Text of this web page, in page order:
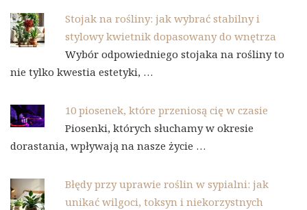
Stojak na rośliny: jak wybrać stabilny i
stylowy kwietnik dopasowany do wnętrza
Wybór odpowiedniego stojaka na rośliny to
nie tylko kwestia estetyki, …
10 piosenek, które przeniosą cię w czasie
Piosenki, których słuchamy w okresie
dorastania, wpływają na nasze życie …
Błędy przy uprawie roślin w sypialni: jak
unikać wilgoci, toksyn i niekorzystnych